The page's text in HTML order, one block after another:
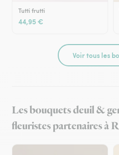
Tutti frutti
44,95 €
Voir tous les
Les bouquets deuil &
fleuristes partenaires à